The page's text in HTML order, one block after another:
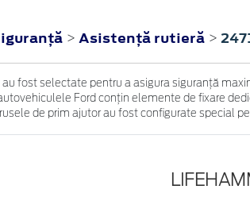
> Asistenţă rutieră >
fost selectate pentru a asigura siguranţă
Ford conţin elemente de fixare
de prim ajutor au fost configurate special